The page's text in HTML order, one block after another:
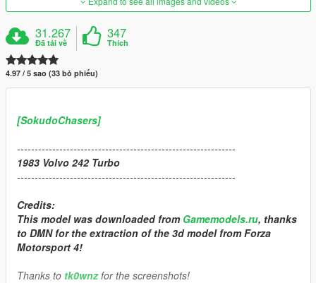
31.267
Đã tải về
347
Thích
4.97 / 5 sao (33 bỏ phiếu)
[SokudoChasers]
--------------------------------------------------------------
1983 Volvo 242 Turbo
--------------------------------------------------------------
Credits:
This model was downloaded from Gamemodels.ru, thanks
to DMN for the extraction of the 3d model from Forza
Motorsport 4!
Thanks to tk0wnzfor the screenshots!